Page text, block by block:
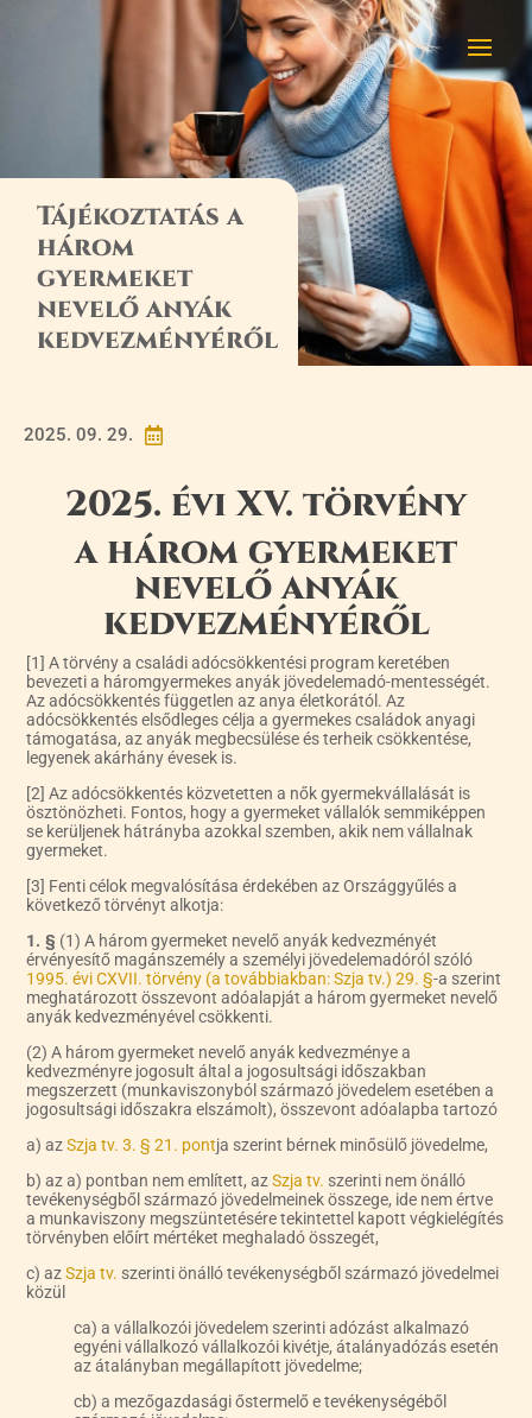
Tájékoztatás a
három
gyermeket
nevelő anyák
kedvezményéről

2025. 09. 29.
2025. évi XV. törvény
a három gyermeket
nevelő anyák
kedvezményéről
[1] A törvény a családi adócsökkentési program keretében
bevezeti a háromgyermekes anyák jövedelemadó-mentességét.
Az adócsökkentés független az anya életkorától. Az
adócsökkentés elsődleges célja a gyermekes családok anyagi
támogatása, az anyák megbecsülése és terheik csökkentése,
legyenek akárhány évesek is.
[2] Az adócsökkentés közvetetten a nők gyermekvállalását is
ösztönözheti. Fontos, hogy a gyermeket vállalók semmiképpen
se kerüljenek hátrányba azokkal szemben, akik nem vállalnak
gyermeket.
[3] Fenti célok megvalósítása érdekében az Országgyűlés a
következő törvényt alkotja:
1. § (1) A három gyermeket nevelő anyák kedvezményét
érvényesítő magánszemély a személyi jövedelemadóról szóló
1995. évi CXVII. törvény (a továbbiakban: Szja tv.) 29. §-a szerint
meghatározott összevont adóalapját a három gyermeket nevelő
anyák kedvezményével csökkenti.
(2) A három gyermeket nevelő anyák kedvezménye a
kedvezményre jogosult által a jogosultsági időszakban
megszerzett (munkaviszonyból származó jövedelem esetében a
jogosultsági időszakra elszámolt), összevont adóalapba tartozó
a) azSzja tv. 3. § 21. pontja szerint bérnek minősülő jövedelme,
b) az a) pontban nem említett, azSzja tv. szerinti nem önálló
tevékenységből származó jövedelmeinek összege, ide nem értve
a munkaviszony megszüntetésére tekintettel kapott végkielégítés
törvényben előírt mértéket meghaladó összegét,
c) azSzja tv. szerinti önálló tevékenységből származó jövedelmei
közül
ca) a vállalkozói jövedelem szerinti adózást alkalmazó
egyéni vállalkozó vállalkozói kivétje, átalányadózás esetén
az átalányban megállapított jövedelme;
cb) a mezőgazdasági őstermelő e tevékenységéből